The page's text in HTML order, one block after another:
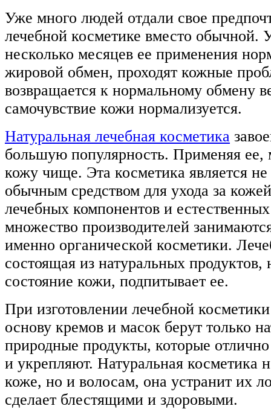
Уже много людей отдали свое
лечебной косметике вместо обычной.
несколько месяцев ее применения
жировой обмен, проходят кожные
возвращается к нормальному обмену
самочувствие кожи нормализуется.
Натуральная лечебная косметика
большую популярность. Применяя ее,
кожу чище. Эта косметика является
обычным средством для ухода за
лечебных компонентов и
множество производителей
именно органической косметики.
состоящая из натуральных продуктов,
состояние кожи, подпитывает ее.
При изготовлении лечебной
основу кремов и масок берут только
природные продукты, которые
и укрепляют. Натуральная косметика
коже, но и волосам, она устранит их
сделает блестящими и здоровыми.